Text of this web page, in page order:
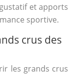
et apports
sportive.
crus des
les grands crus